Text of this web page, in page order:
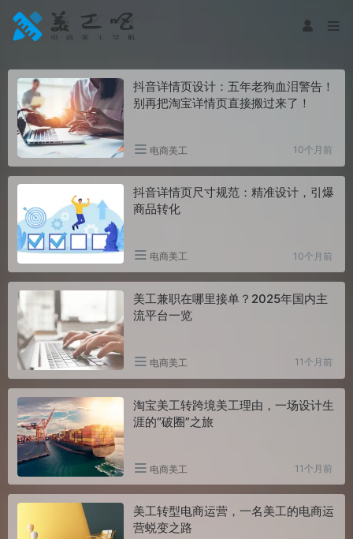
抖音详情页设计：五年老狗血泪警告！
别再把淘宝详情页直接搬过来了！
电商美工 10个月前
抖音详情页尺寸规范：精准设计，引爆
商品转化
电商美工 10个月前
美工兼职在哪里接单？2025年国内主
流平台一览
电商美工 11个月前
淘宝美工转跨境美工理由，一场设计生
涯的“破圈”之旅
电商美工 11个月前
美工转型电商运营，一名美工的电商运
营蜕变之路